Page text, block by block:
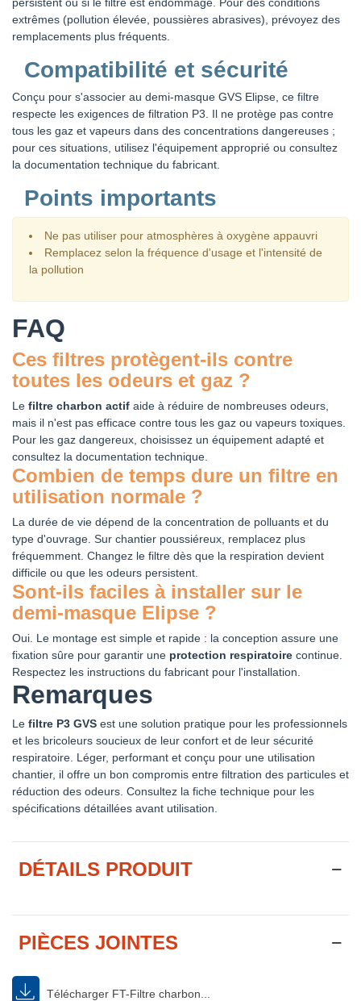
extrêmes (pollution élevée, poussières abrasives), prévoyez des
remplacements plus fréquents.
Compatibilité et sécurité
Conçu pour s'associer au demi-masque GVS Elipse, ce filtre
respecte les exigences de filtration P3. Il ne protège pas contre
tous les gaz et vapeurs dans des concentrations dangereuses ;
pour ces situations, utilisez l'équipement approprié ou consultez
la documentation technique du fabricant.
Points importants
Ne pas utiliser pour atmosphères à oxygène appauvri
Remplacez selon la fréquence d'usage et l'intensité de
la pollution
FAQ
Ces filtres protègent-ils contre
toutes les odeurs et gaz ?
Le filtre charbon actif aide à réduire de nombreuses odeurs,
mais il n'est pas efficace contre tous les gaz ou vapeurs toxiques.
Pour les gaz dangereux, choisissez un équipement adapté et
consultez la documentation technique.
Combien de temps dure un filtre en
utilisation normale ?
La durée de vie dépend de la concentration de polluants et du
type d'ouvrage. Sur chantier poussiéreux, remplacez plus
fréquemment. Changez le filtre dès que la respiration devient
difficile ou que les odeurs persistent.
Sont-ils faciles à installer sur le
demi-masque Elipse ?
Oui. Le montage est simple et rapide : la conception assure une
fixation sûre pour garantir une protection respiratoire continue.
Respectez les instructions du fabricant pour l'installation.
Remarques
Le filtre P3 GVS est une solution pratique pour les professionnels
et les bricoleurs soucieux de leur confort et de leur sécurité
respiratoire. Léger, performant et conçu pour une utilisation
chantier, il offre un bon compromis entre filtration des particules et
réduction des odeurs. Consultez la fiche technique pour les
spécifications détaillées avant utilisation.
DÉTAILS PRODUIT
PIÈCES JOINTES
Télécharger FT-Filtre charbon...